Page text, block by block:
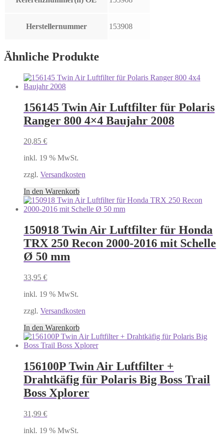
Herstellernummer 153908
Ähnliche Produkte
156145 Twin Air Luftfilter für Polaris
Ranger 800 4×4 Baujahr 2008
20,85 €
inkl. 19 % MwSt.
zzgl. Versandkosten
In den Warenkorb
150918 Twin Air Luftfilter für Honda
TRX 250 Recon 2000-2016 mit Schelle
Ø 50 mm
33,95 €
inkl. 19 % MwSt.
zzgl. Versandkosten
In den Warenkorb
156100P Twin Air Luftfilter +
Drahtkäfig für Polaris Big Boss Trail
Boss Xplorer
31,99 €
inkl. 19 % MwSt.